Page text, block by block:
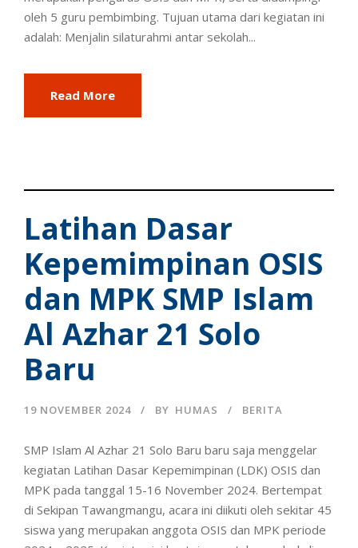
oleh 5 guru pembimbing. Tujuan utama dari kegiatan ini
adalah: Menjalin silaturahmi antar sekolah...
Read More
Latihan Dasar
Kepemimpinan OSIS
dan MPK SMP Islam
Al Azhar 21 Solo
Baru
19 NOVEMBER 2024 BY HUMAS BERITA
SMP Islam Al Azhar 21 Solo Baru baru saja menggelar
kegiatan Latihan Dasar Kepemimpinan (LDK) OSIS dan
MPK pada tanggal 15-16 November 2024. Bertempat
di Sekipan Tawangmangu, acara ini diikuti oleh sekitar 45
siswa yang merupakan anggota OSIS dan MPK periode